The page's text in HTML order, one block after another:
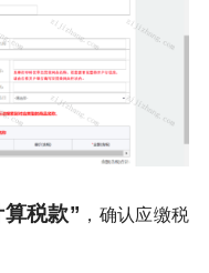
算税款” ，确认应缴税